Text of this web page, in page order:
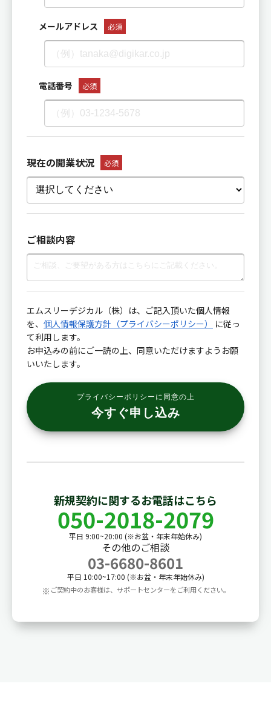
メールアドレス 必須
電話番号 必須
現在の開業状況 必須
ご相談内容
エムスリーデジカル（株）は、ご記入頂いた個人情報
を、 個人情報保護方針（プライバシーポリシー）
に従っ
て利用します。
お申込みの前にご一読の上、同意いただけますようお願
いいたします。
プライバシーポリシーに同意の上
今すぐ申し込み
新規契約に関するお電話はこちら
050-2018-2079
平日 9:00~20:00 (※お盆・年末年始休み)
その他のご相談
03-6680-8601
平日 10:00~17:00 (※お盆・年末年始休み)
※ ご契約中のお客様は、サポートセンターをご利用ください。